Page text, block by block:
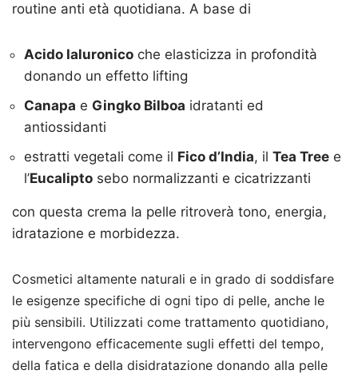
routine anti età quotidiana. A base di
Acido Ialuronico che elasticizza in profondità
donando un effetto lifting
Canapa e Gingko Bilboa idratanti ed
antiossidanti
estratti vegetali come il Fico d’India, il Tea Tree e
l’Eucalipto sebo normalizzanti e cicatrizzanti
con questa crema la pelle ritroverà tono, energia,
idratazione e morbidezza.
Cosmetici altamente naturali e in grado di soddisfare
le esigenze specifiche di ogni tipo di pelle, anche le
più sensibili. Utilizzati come trattamento quotidiano,
intervengono efficacemente sugli effetti del tempo,
della fatica e della disidratazione donando alla pelle